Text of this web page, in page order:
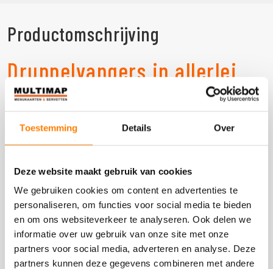
Toestemming Details Over
Deze website maakt gebruik van cookies
We gebruiken cookies om content en advertenties te
personaliseren, om functies voor social media te bieden
en om ons websiteverkeer te analyseren. Ook delen we
informatie over uw gebruik van onze site met onze
partners voor social media, adverteren en analyse. Deze
partners kunnen deze gegevens combineren met andere
Productomschrijving
Druppelvangers in allerlei
soorten, maten en kleuren
De gepersonaliseerde druppelvangers van Multi Map
bieden u een ruime keuze, zowel op het gebied van
ze eenvoudig aangepast kunnen worden aan uw wensen,
heeft u bij ons altijd de druppelvanger die bij uw
huisstijl en uw persoonlijke voorkeuren past. Laat uw
druppelvangers dus bedrukken door onze professionals,
zodat u uw koffie, thee en andere drankjes stijlvol aan
uw gasten kunt serveren.